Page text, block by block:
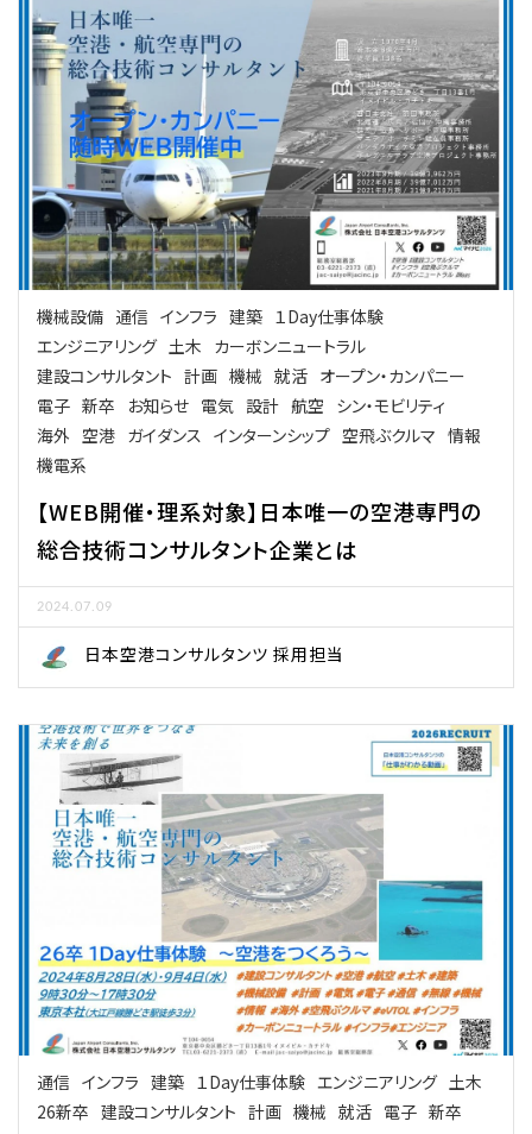
機械設備 通信 インフラ 建築 １Day仕事体験
エンジニアリング 土木 カーボンニュートラル
建設コンサルタント 計画 機械 就活 オープン・カンパニー
電子 新卒 お知らせ 電気 設計 航空 シン・モビリティ
海外 空港 ガイダンス インターンシップ 空飛ぶクルマ 情報
機電系
【WEB開催・理系対象】日本唯一の空港専門の
総合技術コンサルタント企業とは
2024.07.09
日本空港コンサルタンツ 採用担当
通信 インフラ 建築 １Day仕事体験 エンジニアリング 土木
26新卒 建設コンサルタント 計画 機械 就活 電子 新卒